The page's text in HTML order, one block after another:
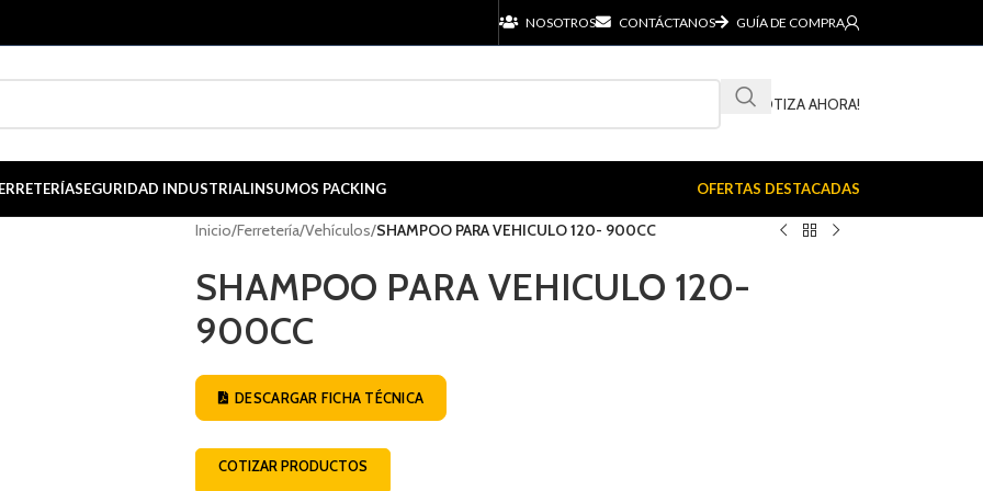
NOSOTROS CONTÁCTANOS GUÍA DE COMPRA
¡COTIZA AHORA!
SEGURIDAD INDUSTRIALINSUMOS PACKING OFERTAS DESTACADAS
Inicio/Ferretería/Vehículos/SHAMPOO PARA VEHICULO 120- 900CC
SHAMPOO PARA VEHICULO 120-
900CC
DESCARGAR FICHA TÉCNICA
COTIZAR PRODUCTOS